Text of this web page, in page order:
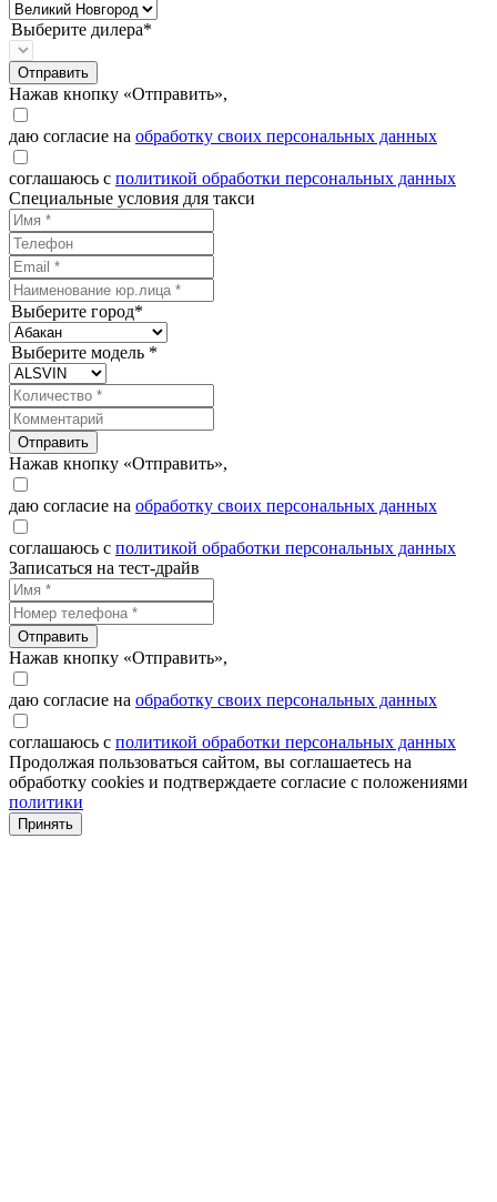
Выберите дилера*
Отправить
Нажав кнопку «Отправить»,
даю согласие на обработку своих персональных данных
соглашаюсь с политикой обработки персональных данных
Специальные условия для такси
Выберите город*
Выберите модель *
Отправить
Нажав кнопку «Отправить»,
даю согласие на обработку своих персональных данных
соглашаюсь с политикой обработки персональных данных
Записаться на тест-драйв
Отправить
Нажав кнопку «Отправить»,
даю согласие на обработку своих персональных данных
соглашаюсь с политикой обработки персональных данных
Продолжая пользоваться сайтом, вы соглашаетесь на
обработку cookies и подтверждаете согласие с положениями
политики
Принять